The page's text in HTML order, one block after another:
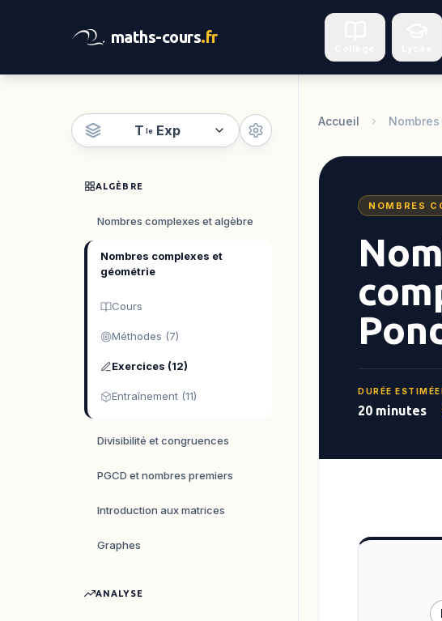
maths-cours.fr
T leExp
ALGÈBRE
Nombres complexes et algèbre
Nombres complexes et
géométrie
Cours
Méthodes (7)
Exercices (12)
Entraînement (11)
Divisibilité et congruences
PGCD et nombres premiers
Introduction aux matrices
Graphes
ANALYSE
Accueil
NOMBRES
DURÉE ESTIMÉE
20 minutes